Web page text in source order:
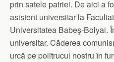
prin satele patriei. De aici a
asistent universitar la
Universitatea Babeş-Bolyai.
universitar. Căderea
urcă pe politrucul nostru în